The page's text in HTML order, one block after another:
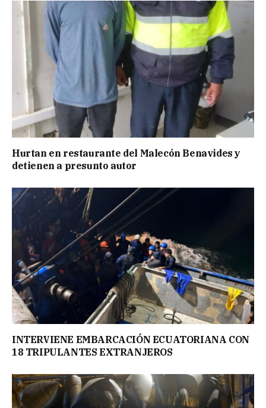
Hurtan en restaurante del Malecón Benavides y
detienen a presunto autor
INTERVIENE EMBARCACIÓN ECUATORIANA CON
18 TRIPULANTES EXTRANJEROS